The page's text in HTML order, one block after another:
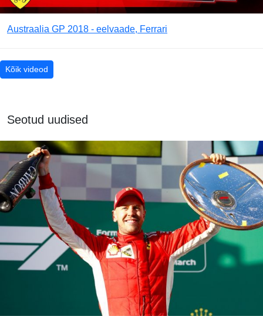
Austraalia GP 2018 - eelvaade, Ferrari
Kõik videod
Seotud uudised